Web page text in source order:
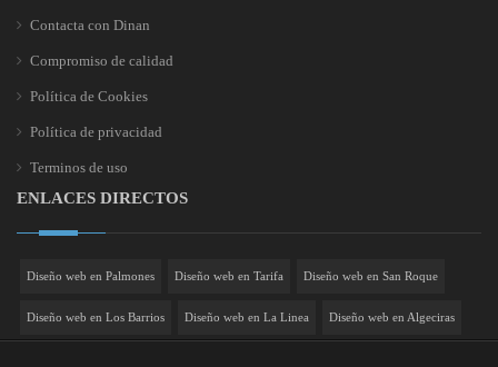
Contacta con Dinan
Compromiso de calidad
Política de Cookies
Política de privacidad
Terminos de uso
ENLACES DIRECTOS
Diseño web en Palmones Diseño web en Tarifa Diseño web en San Roque
Diseño web en Los Barrios Diseño web en La Linea Diseño web en Algeciras